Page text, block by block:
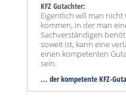
KFZ Gutachter:
Eigentlich will man
kommen, in der man
Sachverständigen
soweit ist, kann eine
einen kompetenten
sein.
... der kompetente KFZ-